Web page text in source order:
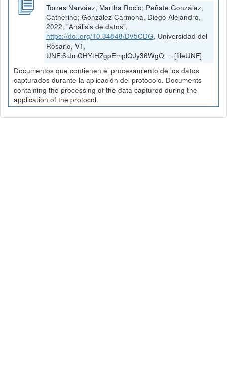
Torres Narváez, Martha Rocio; Peñate González,
Catherine; González Carmona, Diego Alejandro,
2022, "Análisis de datos",
https://doi.org/10.34848/DV5CDG, Universidad del
Rosario, V1,
UNF:6:JmCHYtHZgpEmplQJy36WgQ== [fileUNF]
Documentos que contienen el procesamiento de los datos
capturados durante la aplicación del protocolo. Documents
containing the processing of the data captured during the
application of the protocol.